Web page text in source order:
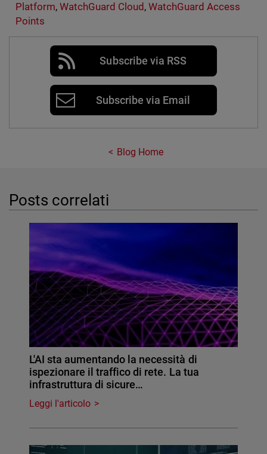
Platform, WatchGuard Cloud , WatchGuard Access
Points
Subscribe via RSS
Subscribe via Email
Blog Home
Posts correlati
L'AI sta aumentando la necessità di
ispezionare il traffico di rete. La tua
infrastruttura di sicure…
Leggi l'articolo